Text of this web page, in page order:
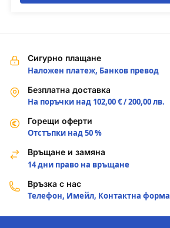
Сигурно плащане
Наложен платеж, Банков превод
Безплатна доставка
На поръчки над 102,00 € / 200,00 лв.
Горещи оферти
Отстъпки над 50 %
Връщане и замяна
14 дни право на връщане
Връзка с нас
Телефон, Имейл, Контактна форма